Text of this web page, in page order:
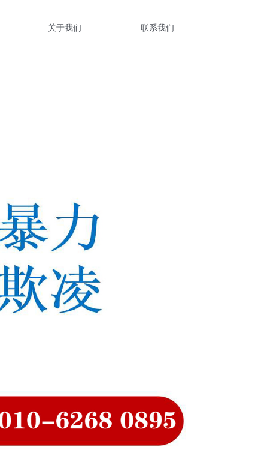
关于我们 联系我们